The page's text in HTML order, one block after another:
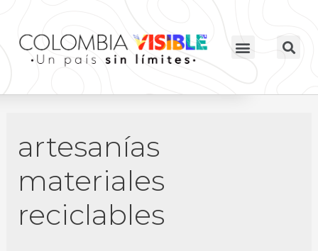
artesanías
materiales
reciclables